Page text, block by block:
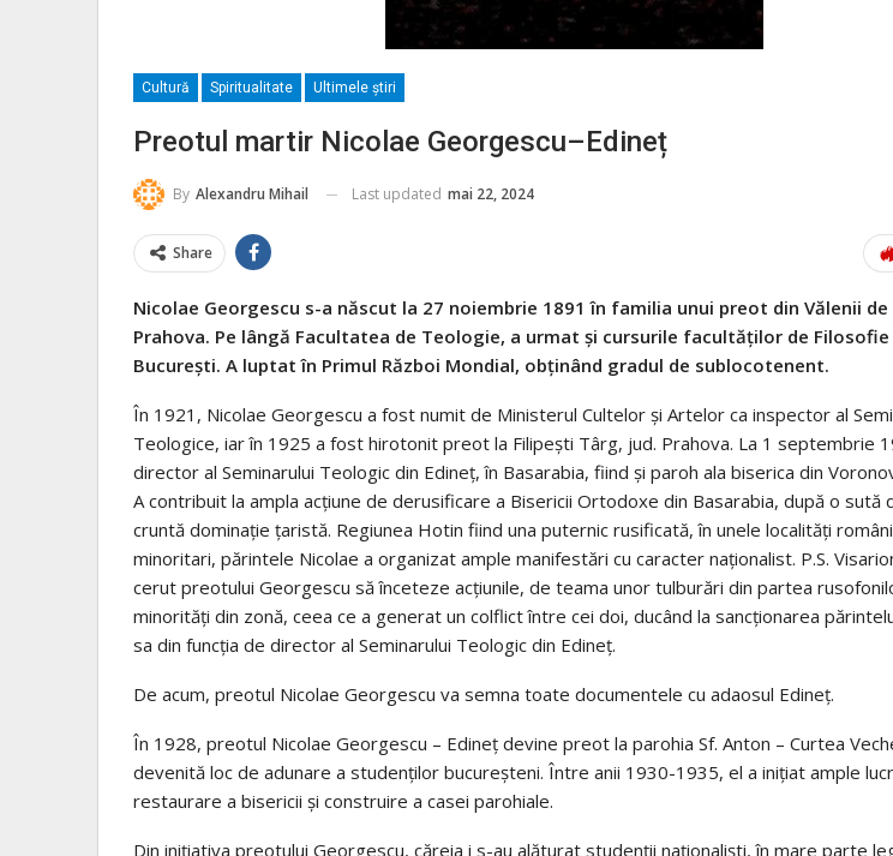
Cultură Spiritualitate Ultimele ştiri
Preotul martir Nicolae Georgescu–Edineț
By Alexandru Mihail Last updated mai 22, 2024
Share
Nicolae Georgescu s-a născut la 27 noiembrie 1891 în familia unui preot din Vălenii de
Prahova. Pe lângă Facultatea de Teologie, a urmat și cursurile facultăților de Filosofie
București. A luptat în Primul Război Mondial, obținând gradul de sublocotenent.
În 1921, Nicolae Georgescu a fost numit de Ministerul Cultelor și Artelor ca inspector al
Teologice, iar în 1925 a fost hirotonit preot la Filipești Târg, jud. Prahova. La 1 septembrie
director al Seminarului Teologic din Edineț, în Basarabia, fiind și paroh ala biserica din
A contribuit la ampla acțiune de derusificare a Bisericii Ortodoxe din Basarabia, după o sută
cruntă dominație țaristă. Regiunea Hotin fiind una puternic rusificată, în unele localități
minoritari, părintele Nicolae a organizat ample manifestări cu caracter naționalist. P.S.
cerut preotului Georgescu să înceteze acțiunile, de teama unor tulburări din partea
minorități din zonă, ceea ce a generat un colflict între cei doi, ducând la sancționarea
sa din funcția de director al Seminarului Teologic din Edineț.
De acum, preotul Nicolae Georgescu va semna toate documentele cu adaosul Edineț.
În 1928, preotul Nicolae Georgescu – Edineț devine preot la parohia Sf. Anton – Curtea
devenită loc de adunare a studenților bucureșteni. Între anii 1930-1935, el a inițiat ample
restaurare a bisericii și construire a casei parohiale.
Din inițiativa preotului Georgescu, căreia i s-au alăturat studenții naționaliști, în mare parte